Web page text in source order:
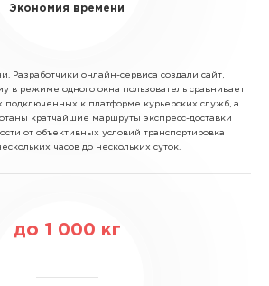
Экономия времени
Разработчики онлайн-сервиса создали сайт,
в режиме одного окна пользователь сравнивает
подключенных к платформе курьерских служб, а
кратчайшие маршруты экспресс-доставки
от объективных условий транспортировка
часов до нескольких суток.
до 1 000 кг